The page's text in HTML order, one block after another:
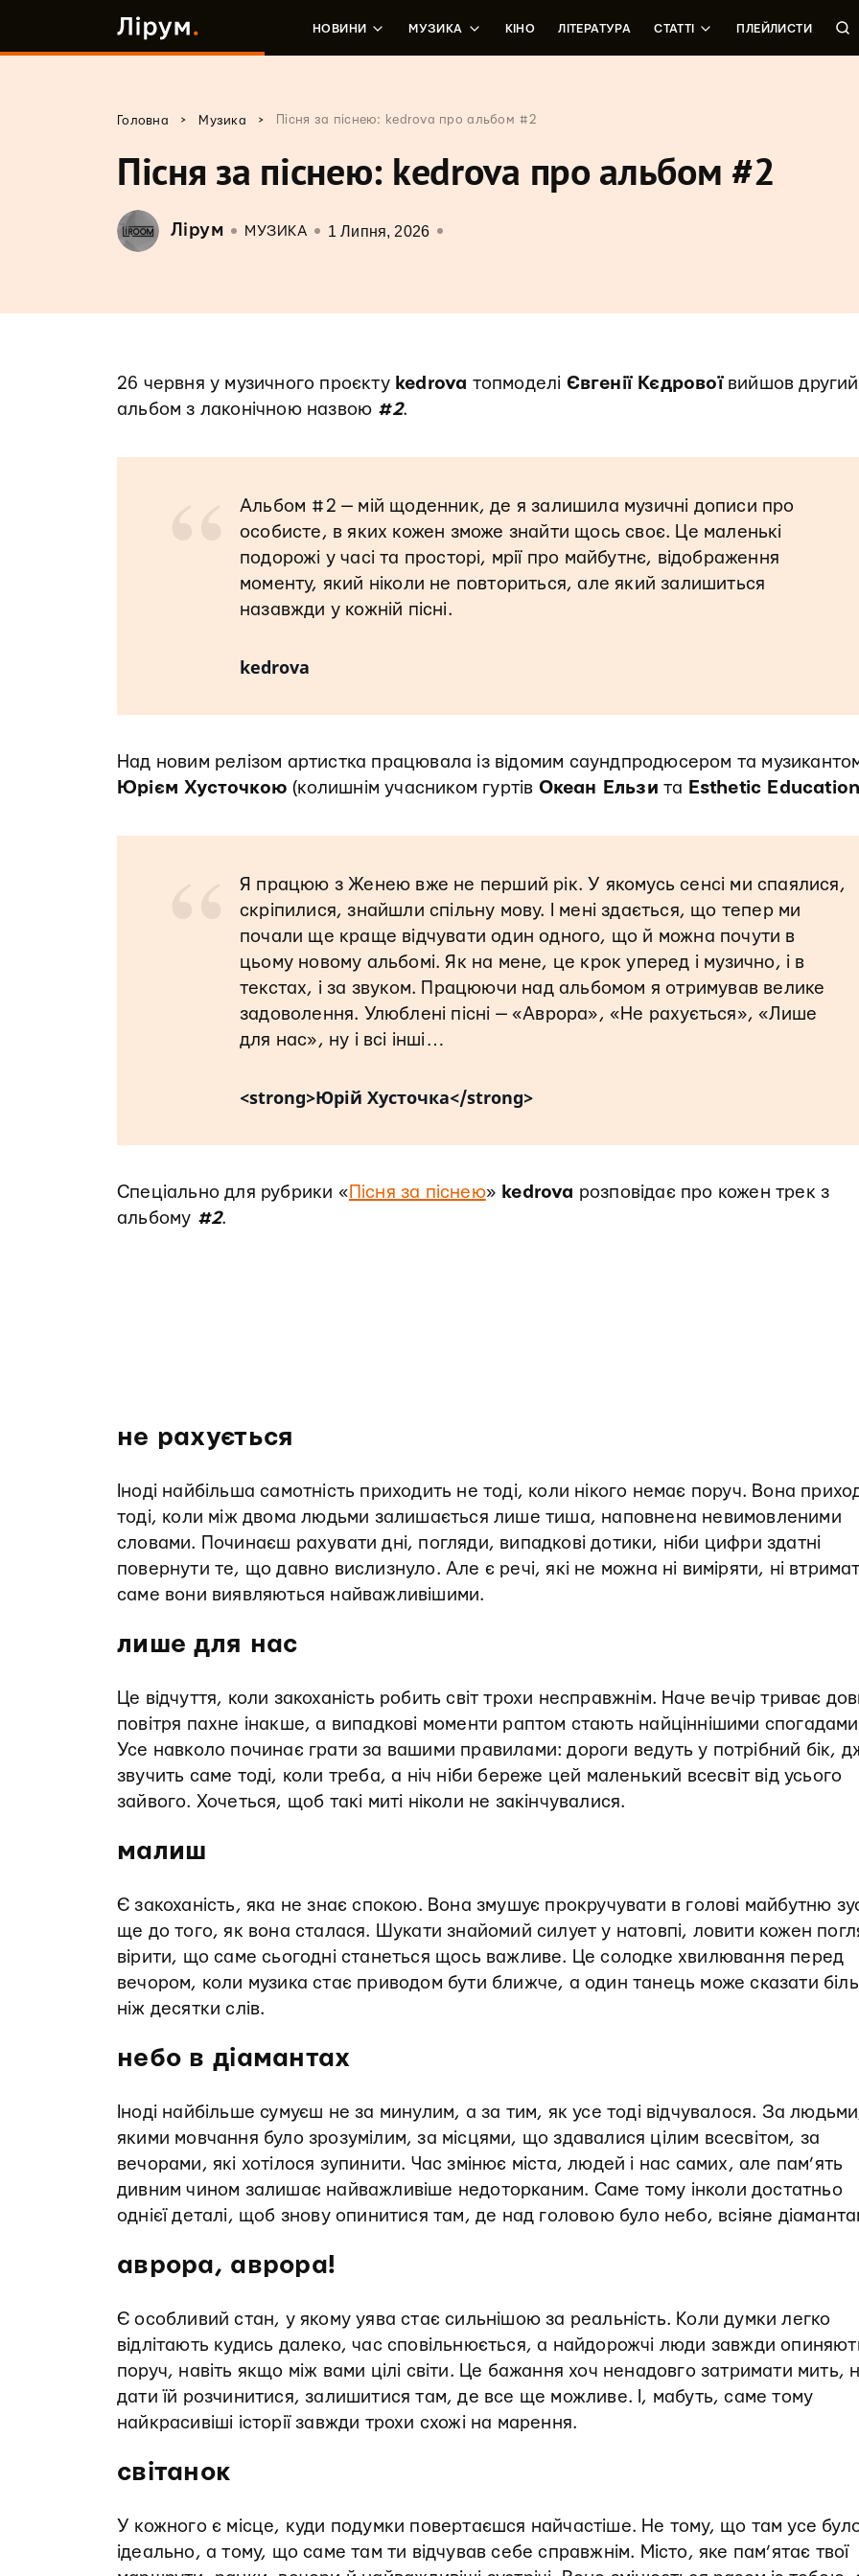
НОВИНИ МУЗИКА КІНО ЛІТЕРАТУРА СТАТТІ ПЛЕЙЛИСТИ
Головна > Музика > Пісня за піснею: kedrova про альбом #2
Пісня за піснею: kedrova про альбом #2
Лірум МУЗИКА 1 Липня, 2026
26 червня у музичного проєкту kedrova топмоделі Євгенії Кєдровоївийшов другий
альбом з лаконічною назвою #2.
Альбом #2 — мій щоденник, де я залишила музичні дописи про
особисте, в яких кожен зможе знайти щось своє. Це маленькі
подорожі у часі та просторі, мрії про майбутнє, відображення
моменту, який ніколи не повториться, але який залишиться
назавжди у кожній пісні.
kedrova
Над новим релізом артистка працювала із відомим саундпродюсером та
Юрієм Хусточкою (колишнім учасником гуртів Океан Ельзи та Esthetic Education
Я працюю з Женею вже не перший рік. У якомусь сенсі ми спаялися,
скріпилися, знайшли спільну мову. І мені здається, що тепер ми
почали ще краще відчувати один одного, що й можна почути в
цьому новому альбомі. Як на мене, це крок уперед і музично, і в
текстах, і за звуком. Працюючи над альбомом я отримував велике
задоволення. Улюблені пісні — «Аврора», «Не рахується», «Лише
для нас», ну і всі інші…
<strong>Юрій Хусточка</strong>
Спеціально для рубрики « Пісня за піснею» kedrova розповідає про кожен трек з
альбому #2.
не рахується
Іноді найбільша самотність приходить не тоді, коли нікого немає поруч. Вона
тоді, коли між двома людьми залишається лише тиша, наповнена невимовленими
словами. Починаєш рахувати дні, погляди, випадкові дотики, ніби цифри здатні
повернути те, що давно вислизнуло. Але є речі, які не можна ні виміряти, ні
саме вони виявляються найважливішими.
лише для нас
Це відчуття, коли закоханість робить світ трохи несправжнім. Наче вечір триває
повітря пахне інакше, а випадкові моменти раптом стають найціннішими
Усе навколо починає грати за вашими правилами: дороги ведуть у потрібний бік,
звучить саме тоді, коли треба, а ніч ніби береже цей маленький всесвіт від усього
зайвого. Хочеться, щоб такі миті ніколи не закінчувалися.
малиш
Є закоханість, яка не знає спокою. Вона змушує прокручувати в голові майбутню
ще до того, як вона сталася. Шукати знайомий силует у натовпі, ловити кожен
вірити, що саме сьогодні станеться щось важливе. Це солодке хвилювання перед
вечором, коли музика стає приводом бути ближче, а один танець може сказати
ніж десятки слів.
небо в діамантах
Іноді найбільше сумуєш не за минулим, а за тим, як усе тоді відчувалося. За
якими мовчання було зрозумілим, за місцями, що здавалися цілим всесвітом, за
вечорами, які хотілося зупинити. Час змінює міста, людей і нас самих, але пам’ять
дивним чином залишає найважливіше недоторканим. Саме тому інколи достатньо
однієї деталі, щоб знову опинитися там, де над головою було небо, всіяне
аврора, аврора!
Є особливий стан, у якому уява стає сильнішою за реальність. Коли думки легко
відлітають кудись далеко, час сповільнюється, а найдорожчі люди завжди
поруч, навіть якщо між вами цілі світи. Це бажання хоч ненадовго затримати мить,
дати їй розчинитися, залишитися там, де все ще можливе. І, мабуть, саме тому
найкрасивіші історії завжди трохи схожі на марення.
світанок
У кожного є місце, куди подумки повертаєшся найчастіше. Не тому, що там усе
ідеально, а тому, що саме там ти відчував себе справжнім. Місто, яке пам’ятає твої